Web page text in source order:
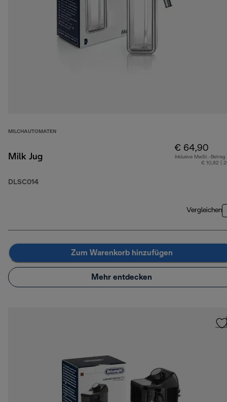
MILCHAUTOMATEN
Milk Jug
DLSC014
€ 64,90
Inklusive MwSt.-Betrag
€ 10,82 (
Vergleichen
Zum Warenkorb hinzufügen
Mehr entdecken